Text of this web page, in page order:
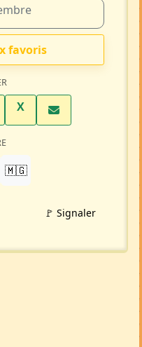
favoris
XTwitter X
🇲🇬
🚩 Signaler